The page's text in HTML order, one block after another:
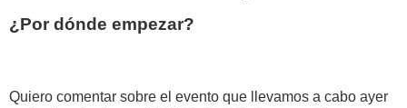
¿Por dónde empezar?
Quiero comentar sobre el evento que llevamos a cabo ayer